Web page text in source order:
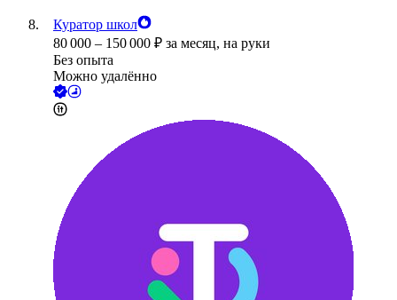
Куратор школ
80 000 – 150 000 ₽ за месяц, на руки
Без опыта
Можно удалённо